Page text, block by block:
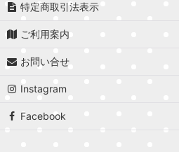
特定商取引法表示
ご利用案内
お問い合せ
Instagram
Facebook